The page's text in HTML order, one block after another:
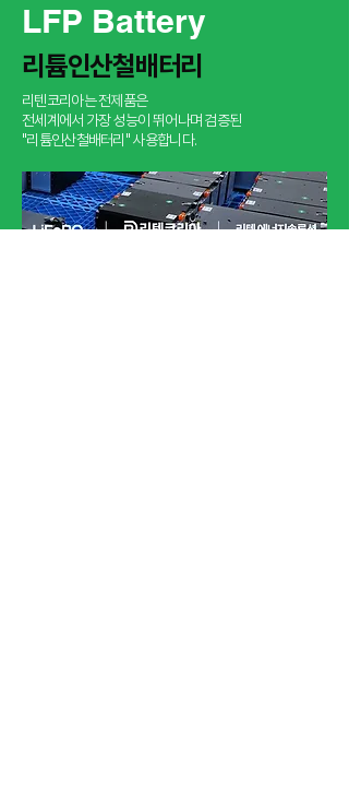
LFP Battery
​리튬인산철배터리
리텐코리아는 전제품은
​전세계에서 가장 성능이 뛰어나며 검증된
"리튬인산철배터리" 사용합니다.